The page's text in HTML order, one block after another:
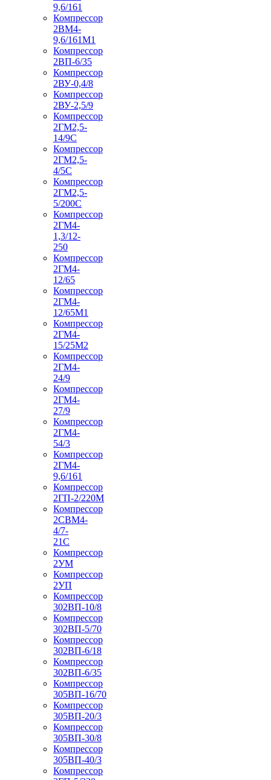
9,6/161
Компрессор
2ВМ4-
9,6/161М1
Компрессор
2ВП-6/35
Компрессор
2ВУ-0,4/8
Компрессор
2ВУ-2,5/9
Компрессор
2ГМ2,5-
14/9С
Компрессор
2ГМ2,5-
4/5С
Компрессор
2ГМ2,5-
5/200С
Компрессор
2ГМ4-
1,3/12-
250
Компрессор
2ГМ4-
12/65
Компрессор
2ГМ4-
12/65М1
Компрессор
2ГМ4-
15/25М2
Компрессор
2ГМ4-
24/9
Компрессор
2ГМ4-
27/9
Компрессор
2ГМ4-
54/3
Компрессор
2ГМ4-
9,6/161
Компрессор
2ГП-2/220М
Компрессор
2СВМ4-
4/7-
21С
Компрессор
2УМ
Компрессор
2УП
Компрессор
302ВП-10/8
Компрессор
302ВП-5/70
Компрессор
302ВП-6/18
Компрессор
302ВП-6/35
Компрессор
305ВП-16/70
Компрессор
305ВП-20/3
Компрессор
305ВП-30/8
Компрессор
305ВП-40/3
Компрессор